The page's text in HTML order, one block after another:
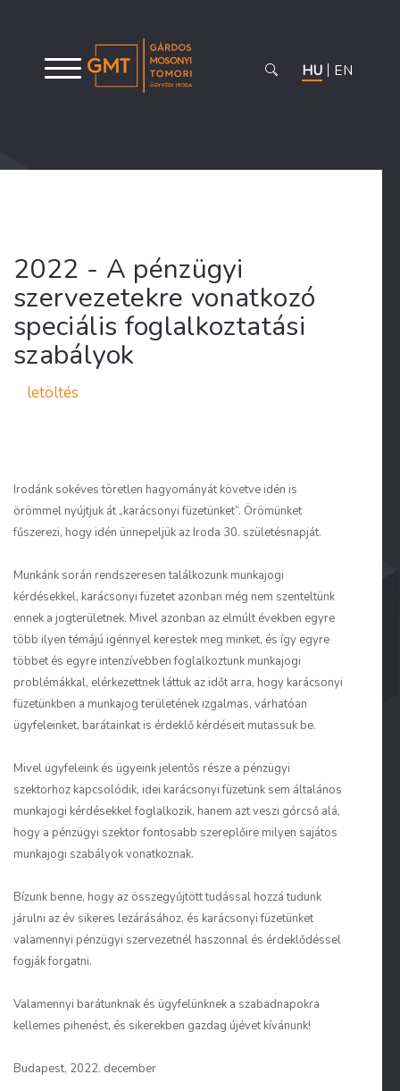
HU EN
2022 - A pénzügyi
szervezetekre vonatkozó
speciális foglalkoztatási
szabályok
letöltés
Irodánk sokéves töretlen hagyományát követve idén is
örömmel nyújtjuk át „karácsonyi füzetünket”. Örömünket
fűszerezi, hogy idén ünnepeljük az Iroda 30. születésnapját.
Munkánk során rendszeresen találkozunk munkajogi
kérdésekkel, karácsonyi füzetet azonban még nem szenteltünk
ennek a jogterületnek. Mivel azonban az elmúlt években egyre
több ilyen témájú igénnyel kerestek meg minket, és így egyre
többet és egyre intenzívebben foglalkoztunk munkajogi
problémákkal, elérkezettnek láttuk az időt arra, hogy karácsonyi
füzetünkben a munkajog területének izgalmas, várhatóan
ügyfeleinket, barátainkat is érdeklő kérdéseit mutassuk be.
Mivel ügyfeleink és ügyeink jelentős része a pénzügyi
szektorhoz kapcsolódik, idei karácsonyi füzetünk sem általános
munkajogi kérdésekkel foglalkozik, hanem azt veszi górcső alá,
hogy a pénzügyi szektor fontosabb szereplőire milyen sajátos
munkajogi szabályok vonatkoznak.
Bízunk benne, hogy az összegyűjtött tudással hozzá tudunk
járulni az év sikeres lezárásához, és karácsonyi füzetünket
valamennyi pénzügyi szervezetnél haszonnal és érdeklődéssel
fogják forgatni.
Valamennyi barátunknak és ügyfelünknek a szabadnapokra
kellemes pihenést, és sikerekben gazdag újévet kívánunk!
Budapest, 2022. december